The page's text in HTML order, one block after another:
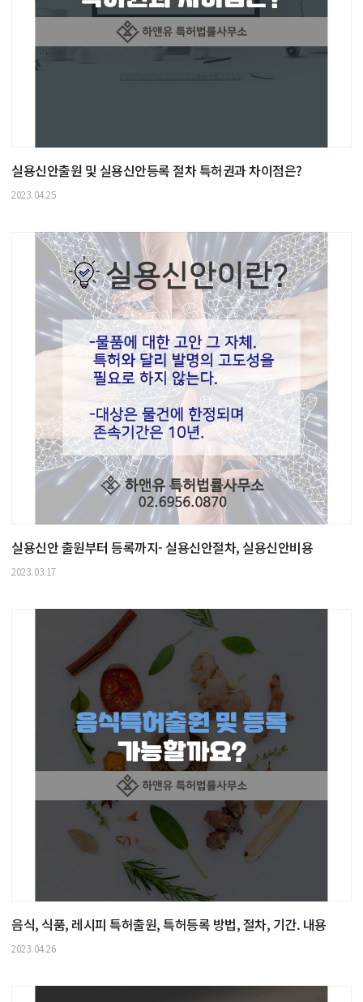
실용신안출원 및 실용신안등록 절차 특허권과 차이점은?
2023.04.25
실용신안 출원부터 등록까지- 실용신안절차, 실용신안비용
2023.03.17
음식, 식품, 레시피 특허출원, 특허등록 방법, 절차, 기간. 내용
2023.04.26